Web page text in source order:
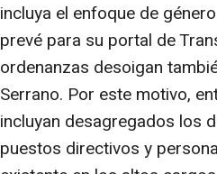
incluya el enfoque de
prevé para su portal de
ordenanzas desoigan
Serrano. Por este motivo,
incluyan desagregados los
puestos directivos y